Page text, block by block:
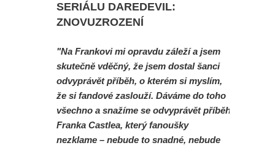
SERIÁLU DAREDEVIL:
ZNOVUZROZENÍ
"Na Frankovi mi opravdu záleží a jsem
skutečně vděčný, že jsem dostal šanci
odvyprávět příběh, o kterém si myslím,
že si fandové zaslouží. Dáváme do toho
všechno a snažíme se odvyprávět příběh
Franka Castlea, který fanoušky
nezklame – nebude to snadné, nebude